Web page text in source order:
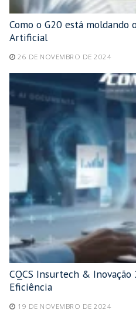
Como o G20 está
Artificial
26 DE NOVEMBRO DE 2024
CQCS Insurtech &
Eficiência
19 DE NOVEMBRO DE 2024